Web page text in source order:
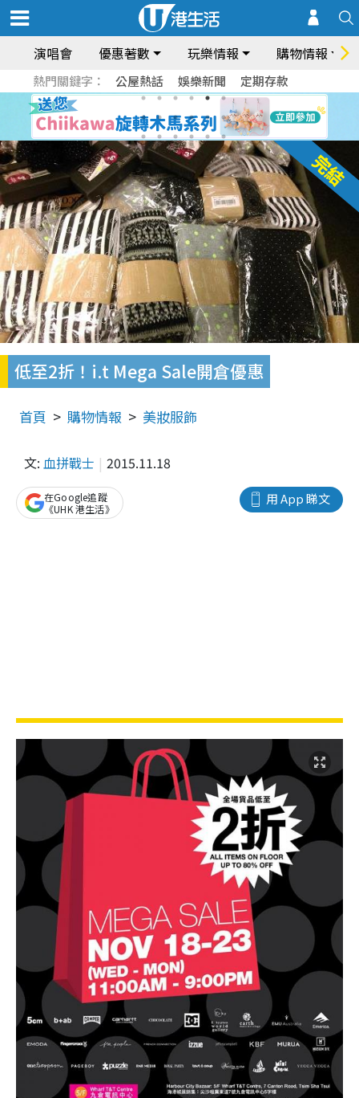
演唱會 優惠著數 玩樂情報 購物情報
熱門關鍵字： 公屋熱話 娛樂新聞 定期存款
低至2折！i.t Mega Sale開倉優惠
首頁 購物情報 美妝服飾
文: 血拼戰士 2015.11.18
用 App 睇文
在Google追蹤
《UHK 港生活》